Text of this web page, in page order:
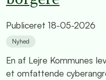
Publiceret 18-05-2026
Nyhed
En af Lejre Kommunes
et omfattende